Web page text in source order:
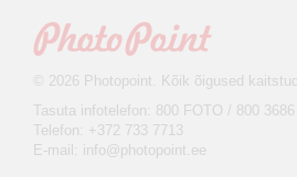
© 2026 Photopoint. Kõik õigused kaitstud
Tasuta infotelefon: 800 FOTO / 800 3686
Telefon: +372 733 7713
E-mail: info@photopoint.ee